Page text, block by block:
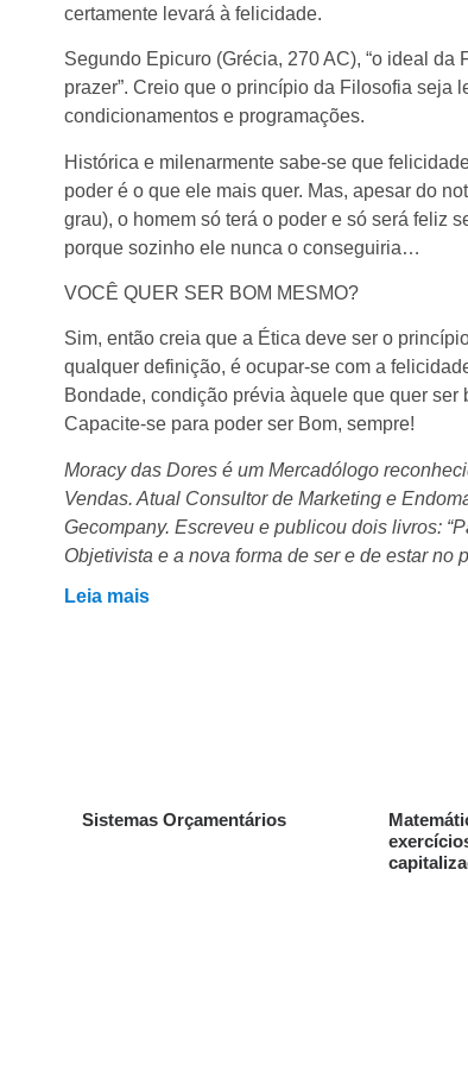
certamente levará à felicidade.
Segundo Epicuro (Grécia, 270 AC), “o ideal
prazer”. Creio que o princípio da Filosofia seja
condicionamentos e programações.
Histórica e milenarmente sabe-se que
poder é o que ele mais quer. Mas, apesar do
grau), o homem só terá o poder e só será feliz
porque sozinho ele nunca o conseguiria…
VOCÊ QUER SER BOM MESMO?
Sim, então creia que a Ética deve ser o
qualquer definição, é ocupar-se com a
Bondade, condição prévia àquele que quer
Capacite-se para poder ser Bom, sempre!
Moracy das Dores é um Mercadólogo
Vendas. AtualConsultor de Marketing e
Gecompany. Escreveu e publicou dois livros:
Objetivista e a nova forma de ser e de estar no
Leia mais
Sistemas Orçamentários